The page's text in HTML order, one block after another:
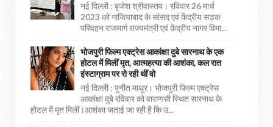
नई दिल्ली : बृजेश श्रीवास्तव। रविवार 26 मार्च
2023 को गाजियाबाद के सांसद एवं केंद्रीय सड़क
परिवहन राजमार्ग राज्यमंत्री एवं केंद्रीय नागर विमा...
भोजपुरी फिल्म एक्ट्रेस आकांक्षा दुबे सारनाथ के एक
होटल में मिलीं मृत, आत्महत्या की आशंका, कल रात
इंस्टाग्राम पर रो रही थीं वो
नई दिल्ली : पुनीत माथुर। भोजपुरी फिल्म एक्ट्रेस
आकांक्षा दुबे रविवार को वाराणसी स्थित सारनाथ के
होटल में मृत मिलीं।आशंका जताई जा रही है कि उ...